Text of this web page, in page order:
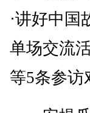
·讲好中国
单场交流
等5条参访